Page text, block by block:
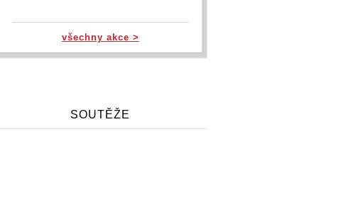
všechny akce >
SOUTĚŽE